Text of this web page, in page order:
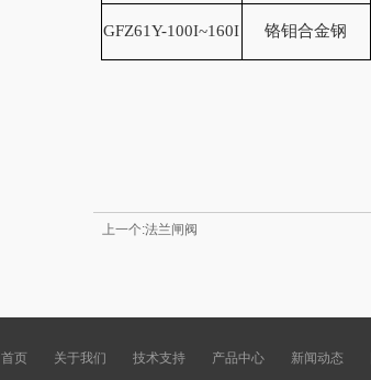
GFZ61Y-100I~160I 铬钼合金钢
上一个:法兰闸阀
首页 关于我们 技术支持 产品中心 新闻动态